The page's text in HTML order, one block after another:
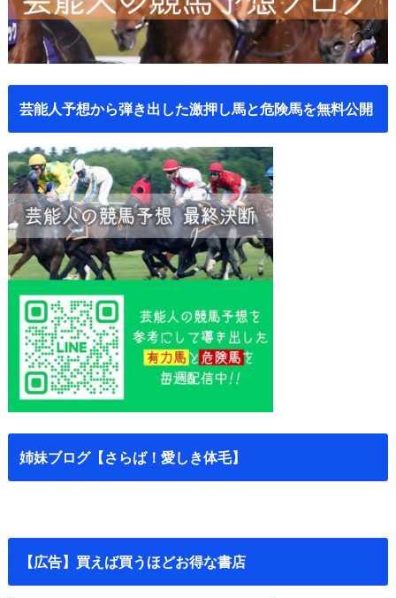
芸能人予想から弾き出した激押し馬と危険馬を無料公開
姉妹ブログ【さらば！愛しき体毛】
【広告】買えば買うほどお得な書店